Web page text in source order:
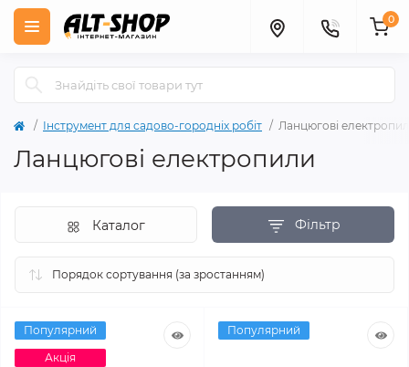
0
Інструмент для садово-городніх робіт Ланцюгові
Ланцюгові електропили
Фільтр
Каталог
Популярний
Акція
Популярний